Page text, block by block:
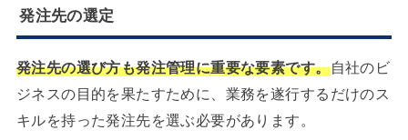
発注先の選定
発注先の選び方も発注管理に重要な要素です。自社のビ
ジネスの目的を果たすために、業務を遂行するだけのス
キルを持った発注先を選ぶ必要があります。